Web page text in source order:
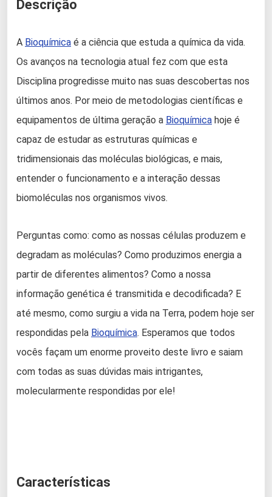
Descrição
A Bioquímica é a ciência que estuda a química da vida.
Os avanços na tecnologia atual fez com que esta
Disciplina progredisse muito nas suas descobertas nos
últimos anos. Por meio de metodologias científicas e
equipamentos de última geração a Bioquímica hoje é
capaz de estudar as estruturas químicas e
tridimensionais das moléculas biológicas, e mais,
entender o funcionamento e a interação dessas
biomoléculas nos organismos vivos.
Perguntas como: como as nossas células produzem e
degradam as moléculas? Como produzimos energia a
partir de diferentes alimentos? Como a nossa
informação genética é transmitida e decodificada? E
até mesmo, como surgiu a vida na Terra, podem hoje ser
respondidas pela Bioquímica. Esperamos que todos
vocês façam um enorme proveito deste livro e saiam
com todas as suas dúvidas mais intrigantes,
molecularmente respondidas por ele!
Características